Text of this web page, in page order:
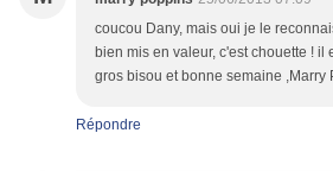
coucou Dany, mais oui je le
bien mis en valeur, c'est chouette ! il
gros bisou et bonne semaine ,Marry
Répondre